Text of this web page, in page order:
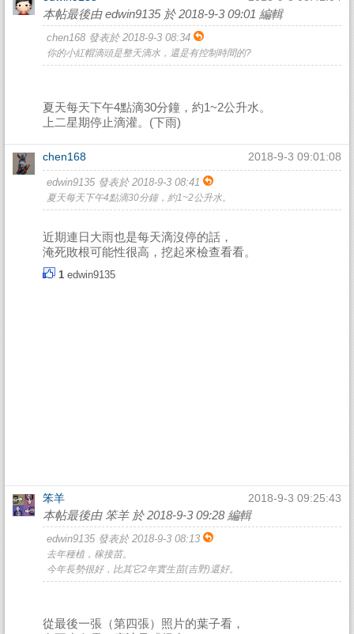
本帖最後由 edwin9135 於 2018-9-3 09:01 編輯
chen168 發表於 2018-9-3 08:34
你的小紅帽滴頭是整天滴水，還是有控制時間的?
夏天每天下午4點滴30分鐘，約1~2公升水。
上二星期停止滴灌。(下雨)
chen168 2018-9-3 09:01:08
edwin9135 發表於 2018-9-3 08:41
夏天每天下午4點滴30分鐘，約1~2公升水。
近期連日大雨也是每天滴沒停的話，
淹死敗根可能性很高，挖起來檢查看看。
1 edwin9135
笨羊 2018-9-3 09:25:43
本帖最後由 笨羊 於 2018-9-3 09:28 編輯
edwin9135 發表於 2018-9-3 08:13
去年種植，稼接苗。
今年長勢很好，比其它2年實生苗(吉野)還好。
從最後一張（第四張）照片的葉子看，